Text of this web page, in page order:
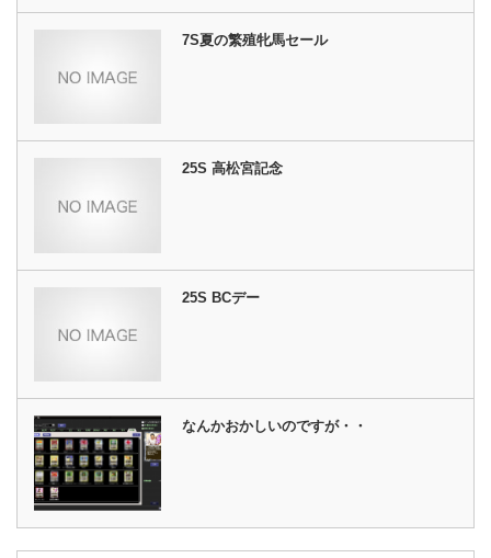
7S夏の繁殖牝馬セール
25S 高松宮記念
25S BCデー
なんかおかしいのですが・・